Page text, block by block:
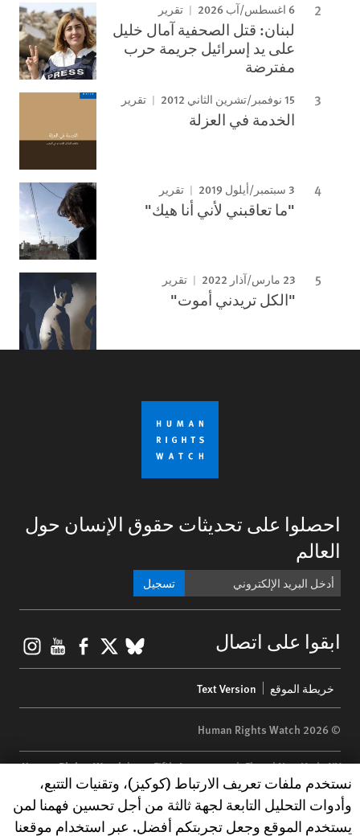
6 اغسطس/آب 2026 تقرير
لبنان: قتل الصحفية آمال خليل
على يد إسرائيل جريمة حرب
مفترضة
15 نوفمبر/تشرين الثاني 2012 تقرير
الخدمة في العزلة
3 سبتمبر/أيلول 2019 تقرير
"ما تعاقبني لأني أنا هيك"
23 مارس/آذار 2022 تقرير
"الكل تريدني أموت"
احصلوا على تحديثات حقوق الإنسان حول
العالم
تسجيل
ابقوا على اتصال BlueSky
X
menu
خريطة الموقع Text Version
© 2026 Human Rights Watch
Human Rights Watch| 350 Fifth Avenue, 34th Floor | New York,NY
10118-3299 USA|t 1.212.290.4700
Human Rights Watchis a 501(C)(3) nonprofit registered in the US
under EIN: 13-2875808
Human Rights Watch cookie preferences
نستخدم ملفات تعريف الارتباط (كوكيز)، وتقنيات التتبع،
وأدوات التحليل التابعة لجهة ثالثة من أجل تحسين فهمنا لمن
يستخدم الموقع وجعل تجربتكم أفضل. عبر استخدام موقعنا